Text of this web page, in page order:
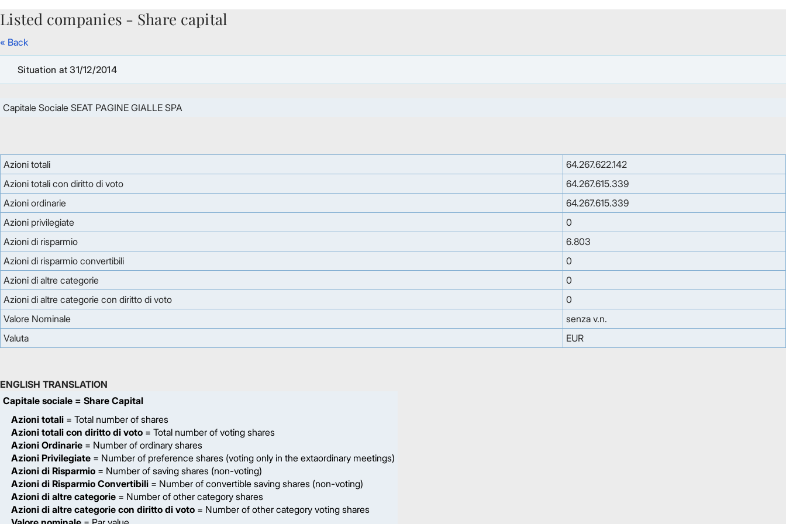
Skip to Main Content
Listed companies - Share capital
« Back
Situation at 31/12/2014
Capitale Sociale SEAT PAGINE GIALLE SPA
Azioni totali
64.267.622.142
Azioni totali con diritto di voto
64.267.615.339
Azioni ordinarie
64.267.615.339
Azioni privilegiate
0
Azioni di risparmio
6.803
Azioni di risparmio convertibili
0
Azioni di altre categorie
0
Azioni di altre categorie con diritto di voto
0
Valore Nominale
senza v.n.
Valuta
EUR
ENGLISH TRANSLATION
Capitale sociale = Share Capital
Azioni totali = Total number of shares
Azioni totali con diritto di voto = Total number of voting shares
Azioni Ordinarie = Number of ordinary shares
Azioni Privilegiate = Number of preference shares (voting only in the extaordinary meetings)
Azioni di Risparmio = Number of saving shares (non-voting)
Azioni di Risparmio Convertibili = Number of convertible saving shares (non-voting)
Azioni di altre categorie = Number of other category shares
Azioni di altre categorie con diritto di voto = Number of other category voting shares